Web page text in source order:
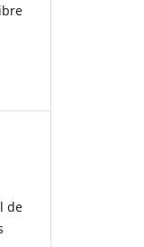
de